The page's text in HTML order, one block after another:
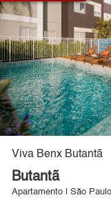
Viva Benx Butantã
Butantã
Apartamento | São Paulo